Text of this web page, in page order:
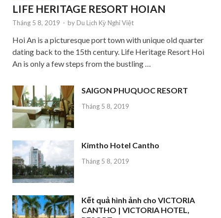
LIFE HERITAGE RESORT HOIAN
Tháng 5 8, 2019 - by Du Lịch Kỳ Nghỉ Việt
Hoi An is a picturesque port town with unique old quarter
dating back to the 15th century. Life Heritage Resort Hoi
An is only a few steps from the bustling …
SAIGON PHUQUOC RESORT
Tháng 5 8, 2019
Kimtho Hotel Cantho
Tháng 5 8, 2019
Kết quả hình ảnh cho VICTORIA
CANTHO | VICTORIA HOTEL,